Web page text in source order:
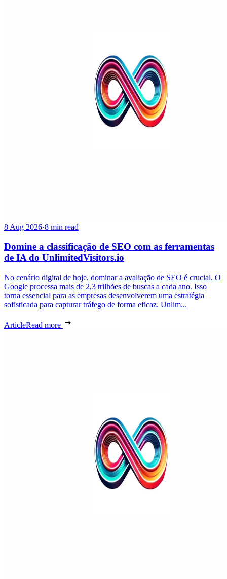
8 Aug 2026·8 min read
Domine a classificação de SEO com as ferramentas
de IA do UnlimitedVisitors.io
No cenário digital de hoje, dominar a avaliação de SEO é crucial. O
Google processa mais de 2,3 trilhões de buscas a cada ano. Isso
torna essencial para as empresas desenvolverem uma estratégia
sofisticada para capturar tráfego de forma eficaz. Unlim...
ArticleRead more